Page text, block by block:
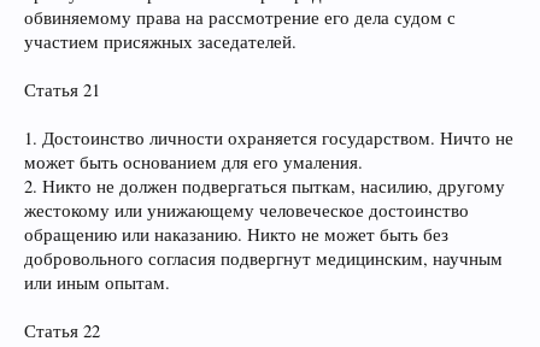
обвиняемому права на рассмотрение его дела судом с
участием присяжных заседателей.
Статья 21
1. Достоинство личности охраняется государством. Ничто не
может быть основанием для его умаления.
2. Никто не должен подвергаться пыткам, насилию, другому
жестокому или унижающему человеческое достоинство
обращению или наказанию. Никто не может быть без
добровольного согласия подвергнут медицинским, научным
или иным опытам.
Статья 22